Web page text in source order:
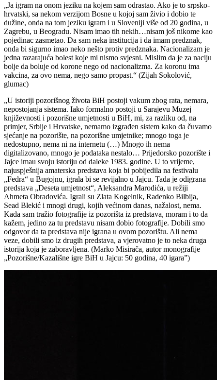
„Ja igram na onom jeziku na kojem sam odrastao. Ako je to srpsko-
hrvatski, sa nekom verzijom Bosne u kojoj sam živio i dobio te
dužine, onda na tom jeziku igram i u Sloveniji više od 20 godina, u
Zagrebu, u Beogradu. Nisam imao tih nekih…nisam još nikome kao
pojedinac zasmetao. Da sam neka institucija i da imam predznak,
onda bi sigurno imao neko nešto protiv predznaka. Nacionalizam je
jedna razarajuća bolest koje mi nismo svjesni. Mislim da je za naciju
bolje da boluje od korone nego od nacionalizma. Za koronu ima
vakcina, za ovo nema, nego samo propast.“ (Zijah Sokolović,
glumac)
„U istoriji pozorišnog života BiH postoji vakum zbog rata, nemara,
nepostojanja sistema. Iako formalno postoji u Sarajevu Muzej
književnosti i pozorišne umjetnosti u BiH, mi, za razliku od, na
primjer, Srbije i Hrvatske, nemamo izgrađen sistem kako da čuvamo
sjećanje na pozorište, na pozorišne umjetnike; mnogo toga je
nedostupno, nema ni na internetu (…) Mnogo ih nema
digitalizovano, mnogo je podataka nestalo… Prijedorsko pozorište i
Jajce imau svoju istoriju od daleke 1983. godine. U to vrijeme,
najuspješnija amaterska predstava koja bi pobijedila na festivalu
„Fedra“ u Bugojnu, igrala bi se revijalno u Jajcu. Tada je odigrana
predstava „Deseta umjetnost“, Aleksandra Marodića, u režiji
Ahmeta Obradovića. Igrali su Zlata Kogelnik, Radenko Bilbija,
Sead Blekić i mnogi drugi, kojih većinom danas, nažalost, nema.
Kada sam tražio fotografije iz pozorišta iz predstava, moram i to da
kažem, jedino za tu predstavu nisam dobio fotografije. Dobili smo
odgovor da ta predstava nije igrana u ovom pozorištu. Ali nema
veze, dobili smo iz drugih predstava, a vjerovatno je to neka druga
istorija koja je zaboravljena. (Marko Misirača, autor monografije
„Pozorišne/Kazališne igre BiH u Jajcu: 50 godina, 40 igara”)